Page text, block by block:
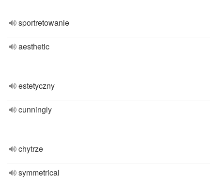
sportretowanie
aesthetic
estetyczny
cunningly
chytrze
symmetrical